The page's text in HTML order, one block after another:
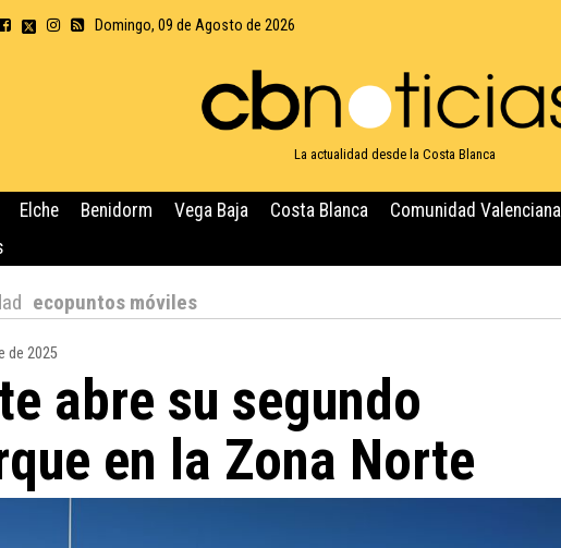
Domingo, 09 de Agosto de 2026
La actualidad desde la Costa Blanca
Elche Benidorm Vega Baja Costa Blanca Comunidad Valenciana
ecopuntos móviles
de 2025
abre su segundo
en la Zona Norte